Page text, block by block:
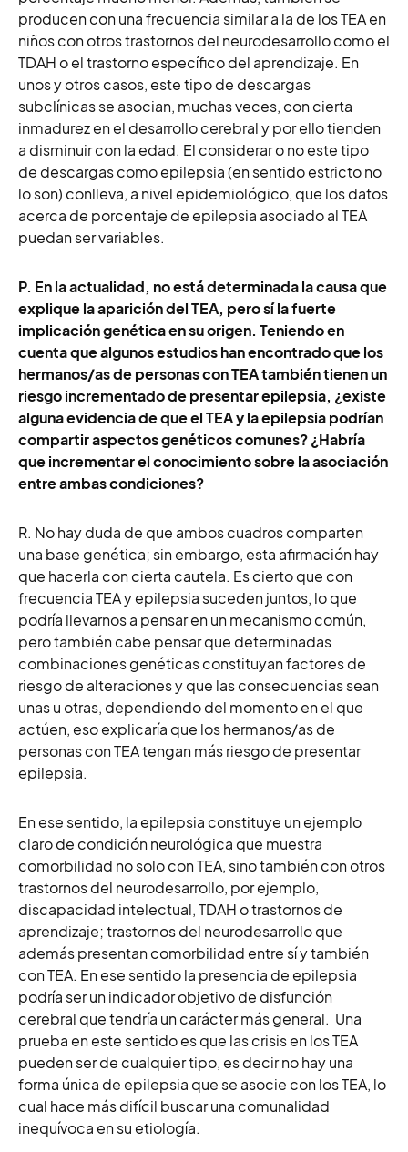
producen con una frecuencia similar a la de los TEA en
niños con otros trastornos del neurodesarrollo como el
TDAH o el trastorno específico del aprendizaje. En
unos y otros casos, este tipo de descargas
subclínicas se asocian, muchas veces, con cierta
inmadurez en el desarrollo cerebral y por ello tienden
a disminuir con la edad. El considerar o no este tipo
de descargas como epilepsia (en sentido estricto no
lo son) conlleva, a nivel epidemiológico, que los datos
acerca de porcentaje de epilepsia asociado al TEA
puedan ser variables.
P. En la actualidad, no está determinada la causa que
explique la aparición del TEA, pero sí la fuerte
implicación genética en su origen. Teniendo en
cuenta que algunos estudios han encontrado que los
hermanos/as de personas con TEA también tienen un
riesgo incrementado de presentar epilepsia, ¿existe
alguna evidencia de que el TEA y la epilepsia podrían
compartir aspectos genéticos comunes? ¿Habría
que incrementar el conocimiento sobre la asociación
entre ambas condiciones?
R. No hay duda de que ambos cuadros comparten
una base genética; sin embargo, esta afirmación hay
que hacerla con cierta cautela. Es cierto que con
frecuencia TEA y epilepsia suceden juntos, lo que
podría llevarnos a pensar en un mecanismo común,
pero también cabe pensar que determinadas
combinaciones genéticas constituyan factores de
riesgo de alteraciones y que las consecuencias sean
unas u otras, dependiendo del momento en el que
actúen, eso explicaría que los hermanos/as de
personas con TEA tengan más riesgo de presentar
epilepsia.
En ese sentido, la epilepsia constituye un ejemplo
claro de condición neurológica que muestra
comorbilidad no solo con TEA, sino también con otros
trastornos del neurodesarrollo, por ejemplo,
discapacidad intelectual, TDAH o trastornos de
aprendizaje; trastornos del neurodesarrollo que
además presentan comorbilidad entre sí y también
con TEA. En ese sentido la presencia de epilepsia
podría ser un indicador objetivo de disfunción
cerebral que tendría un carácter más general. Una
prueba en este sentido es que las crisis en los TEA
pueden ser de cualquier tipo, es decir no hay una
forma única de epilepsia que se asocie con los TEA, lo
cual hace más difícil buscar una comunalidad
inequívoca en su etiología.